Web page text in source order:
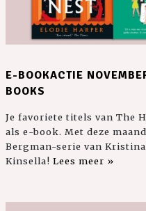
E-BOOKACTIE
BOOKS
Je favoriete titels van The
als e-book. Met deze
Bergman-serie van
Kinsella! Lees meer »